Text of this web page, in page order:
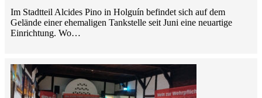
Im Stadtteil Alcides Pino in Holguín befindet sich auf dem
Gelände einer ehemaligen Tankstelle seit Juni eine neuartige
Einrichtung. Wo…